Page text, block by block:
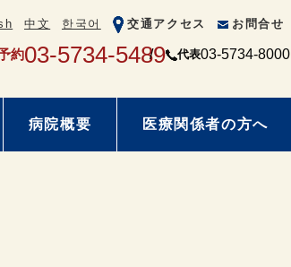
中文 한국어 交通アクセス お問合せ
約03-5734-5489 代表03-5734-8000
病院概要 医療関係者の方へ